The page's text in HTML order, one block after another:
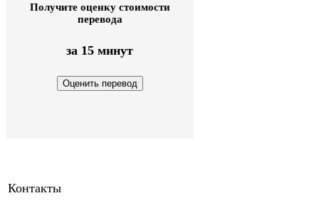
Получите оценку стоимости
перевода
за 15 минут
Контакты